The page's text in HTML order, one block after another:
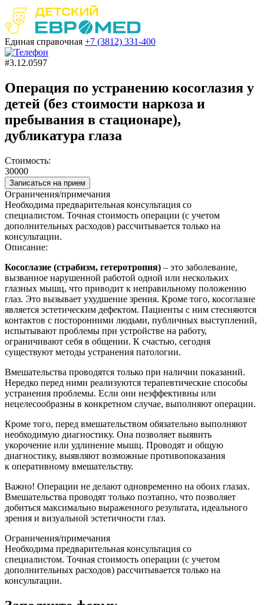
Единая справочная +7 (3812) 331-400
#3.12.0597
Операция по устранению косоглазия у
детей (без стоимости наркоза и
пребывания в стационаре),
дубликатура глаза
Стоимость:
30000
Записаться на прием
Ограничения/примечания
Необходима предварительная консультация со
специалистом. Точная стоимость операции (с учетом
дополнительных расходов) рассчитывается только на
консультации.
Описание:
Косоглазие (страбизм, гетеротропия) – это заболевание,
вызванное нарушенной работой одной или нескольких
глазных мышц, что приводит к неправильному положению
глаз. Это вызывает ухудшение зрения. Кроме того, косоглазие
является эстетическим дефектом. Пациенты с ним стесняются
контактов с посторонними людьми, публичных выступлений,
испытывают проблемы при устройстве на работу,
ограничивают себя в общении. К счастью, сегодня
существуют методы устранения патологии.
Вмешательства проводятся только при наличии показаний.
Нередко перед ними реализуются терапевтические способы
устранения проблемы. Если они неэффективны или
нецелесообразны в конкретном случае, выполняют операции.
Кроме того, перед вмешательством обязательно выполняют
необходимую диагностику. Она позволяет выявить
укорочение или удлинение мышц. Проводят и общую
диагностику, выявляют возможные противопоказания
к оперативному вмешательству.
Важно! Операции не делают одновременно на обоих глазах.
Вмешательства проводят только поэтапно, что позволяет
добиться максимально выраженного результата, идеального
зрения и визуальной эстетичности глаз.
Ограничения/примечания
Необходима предварительная консультация со
специалистом. Точная стоимость операции (с учетом
дополнительных расходов) рассчитывается только на
консультации.